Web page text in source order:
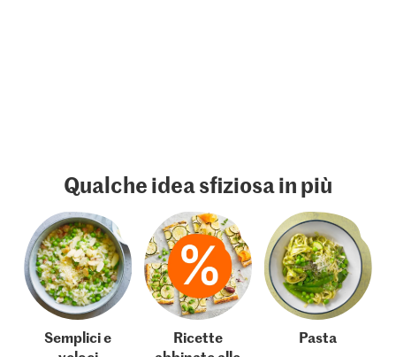
Qualche idea sfiziosa in più
Semplici e
Ricette
Pasta